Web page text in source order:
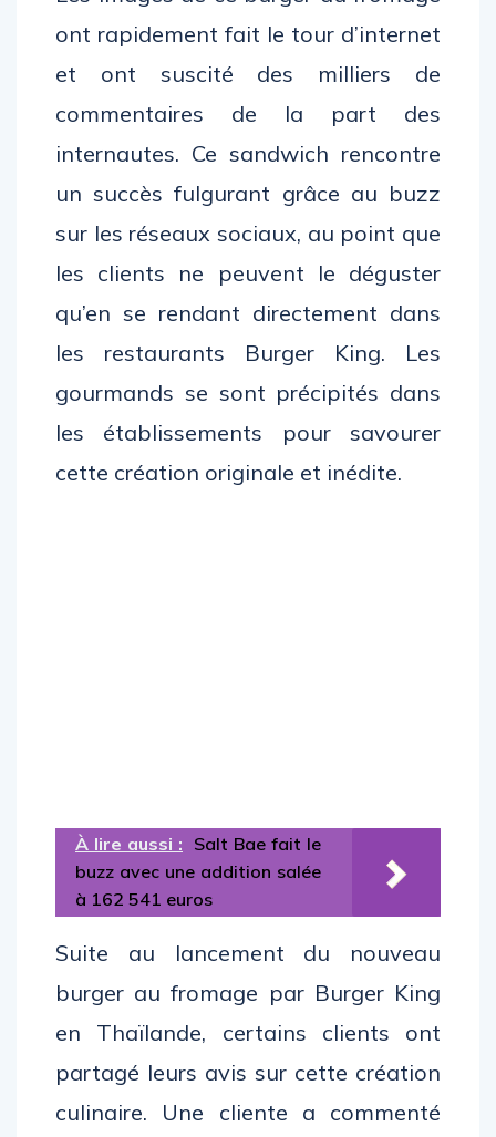
ont rapidement fait le tour d’internet
et ont suscité des milliers de
commentaires de la part des
internautes. Ce sandwich rencontre
un succès fulgurant grâce au buzz
sur les réseaux sociaux, au point que
les clients ne peuvent le déguster
qu’en se rendant directement dans
les restaurants Burger King. Les
gourmands se sont précipités dans
les établissements pour savourer
cette création originale et inédite.
À lire aussi : Salt Bae fait le
buzz avec une addition salée
à 162 541 euros
Suite au lancement du nouveau
burger au fromage par Burger King
en Thaïlande, certains clients ont
partagé leurs avis sur cette création
culinaire. Une cliente a commenté